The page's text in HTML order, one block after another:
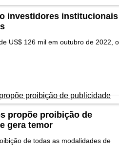
investidores institucionais
US$ 126 mil em outubro de 2022, o
propõe proibição de
gera temor
de todas as modalidades de